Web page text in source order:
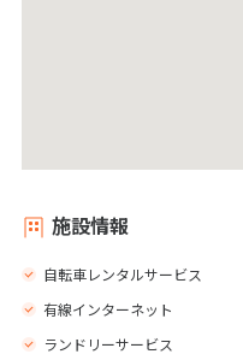
施設情報
自転車レンタルサービス
有線インターネット
ランドリーサービス